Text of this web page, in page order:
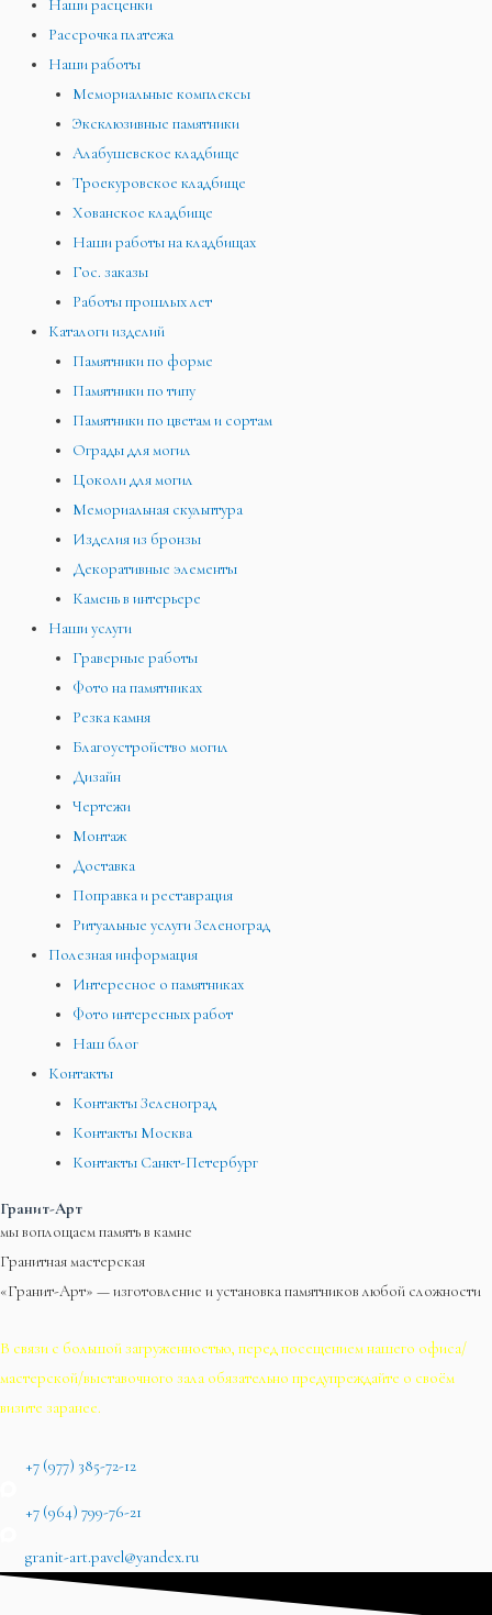
Наши расценки
Рассрочка платежа
Наши работы
Мемориальные комплексы
Эксклюзивные памятники
Алабушевское кладбище
Троекуровское кладбище
Хованское кладбище
Наши работы на кладбищах
Гос. заказы
Работы прошлых лет
Каталоги изделий
Памятники по форме
Памятники по типу
Памятники по цветам и сортам
Ограды для могил
Цоколи для могил
Мемориальная скульптура
Изделия из бронзы
Декоративные элементы
Камень в интерьере
Наши услуги
Граверные работы
Фото на памятниках
Резка камня
Благоустройство могил
Дизайн
Чертежи
Монтаж
Доставка
Поправка и реставрация
Ритуальные услуги Зеленоград
Полезная информация
Интересное о памятниках
Фото интересных работ
Наш блог
Контакты
Контакты Зеленоград
Контакты Москва
Контакты Санкт-Петербург
Гранит-Арт
мы воплощаем память в камне
Гранитная мастерская
«Гранит-Арт» — изготовление и установка памятников любой сложности
В связи с большой загруженностью, перед посещением нашего офиса/
мастерской/выставочного зала обязательно предупреждайте о своём
визите заранее.
+7 (977) 385-72-12
+7 (964) 799-76-21
granit-art.pavel@yandex.ru